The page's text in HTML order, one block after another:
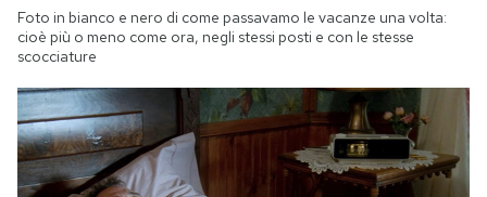
Foto in bianco e nero di come passavamo le vacanze una volta:
cioè più o meno come ora, negli stessi posti e con le stesse
scocciature